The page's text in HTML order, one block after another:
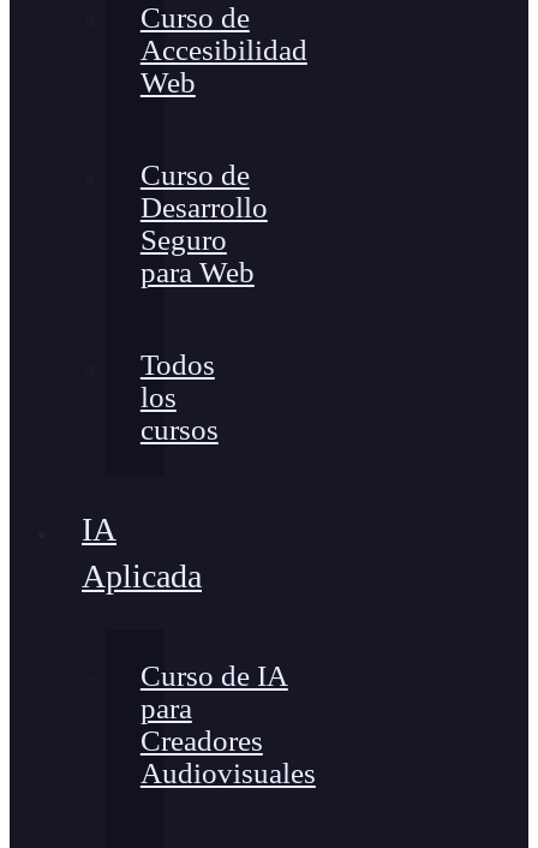
Curso de
Accesibilidad
Web
Curso de
Desarrollo
Seguro
para Web
Todos
los
cursos
IA
Aplicada
Curso de IA
para
Creadores
Audiovisuales